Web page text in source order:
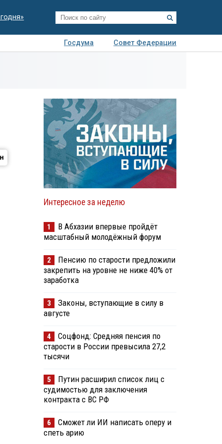
Госдума
Совет Федерации
Интересное за неделю
1
В Абхазии впервые пройдёт
масштабный молодёжный форум
2
Пенсию по старости предложили
закрепить на уровне не ниже 40% от
заработка
3
Законы, вступающие в силу в
августе
4
Соцфонд: Средняя пенсия по
старости в России превысила 27,2
тысячи
5
Путин расширил список лиц с
судимостью для заключения
контракта с ВС РФ
6
Сможет ли ИИ написать оперу и
спеть арию